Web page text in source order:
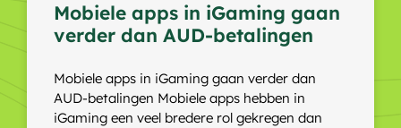
Mobiele apps in iGaming gaan
verder dan AUD-betalingen
Mobiele apps in iGaming gaan verder dan
AUD-betalingen Mobiele apps hebben in
iGaming een veel bredere rol gekregen dan